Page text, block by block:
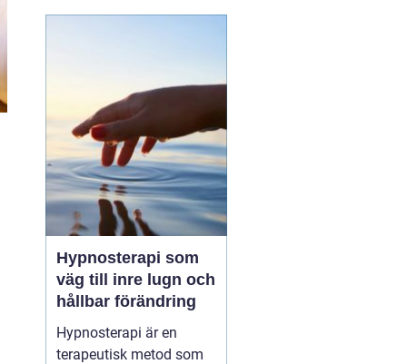
vända dig för snabb och
trygg akut tandvård i
Karlskr...
Hypnosterapi som
väg till inre lugn och
hållbar förändring
Hypnosterapi är en
terapeutisk metod som